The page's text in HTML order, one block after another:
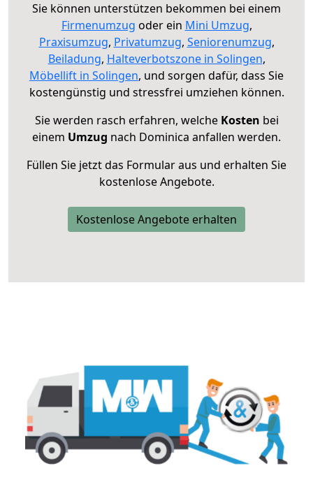
Sie können unterstützen bekommen bei einem
Firmenumzug oder ein Mini Umzug,
Praxisumzug, Privatumzug, Seniorenumzug,
Beiladung, Halteverbotszone in Solingen,
Möbellift in Solingen, und sorgen dafür, dass Sie
kostengünstig und stressfrei umziehen können.
Sie werden rasch erfahren, welche Kosten bei
einem Umzug nach Dominica anfallen werden.
Füllen Sie jetzt das Formular aus und erhalten Sie
kostenlose Angebote.
Kostenlose Angebote erhalten